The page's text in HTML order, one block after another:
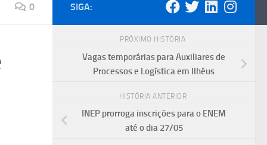
0 SIGA:
PRÓXIMO HISTÓRIA
Vagas temporárias para Auxiliares de
Processos e Logística em Ilhéus
HISTÓRIA ANTERIOR
INEP prorroga inscrições para o ENEM
até o dia 27/05